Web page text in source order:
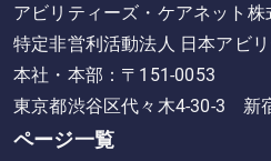
アビリティーズ・ケアネット株
特定非営利活動法人 日本アビ
本社・本部：〒151-0053
東京都渋谷区代々木4-30-3 新
ページ一覧